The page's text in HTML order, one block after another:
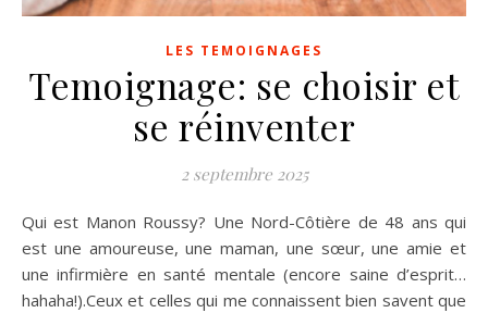
LES TEMOIGNAGES
Temoignage: se choisir et
se réinventer
2 septembre 2025
Qui est Manon Roussy? Une Nord-Côtière de 48 ans qui
est une amoureuse, une maman, une sœur, une amie et
une infirmière en santé mentale (encore saine d’esprit…
hahaha!).Ceux et celles qui me connaissent bien savent que